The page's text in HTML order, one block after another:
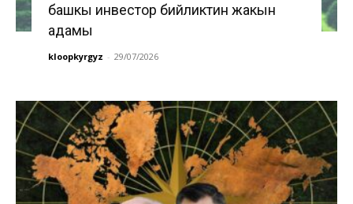
башкы инвестор бийликтин жакын
адамы
kloopkyrgyz - 29/07/2026